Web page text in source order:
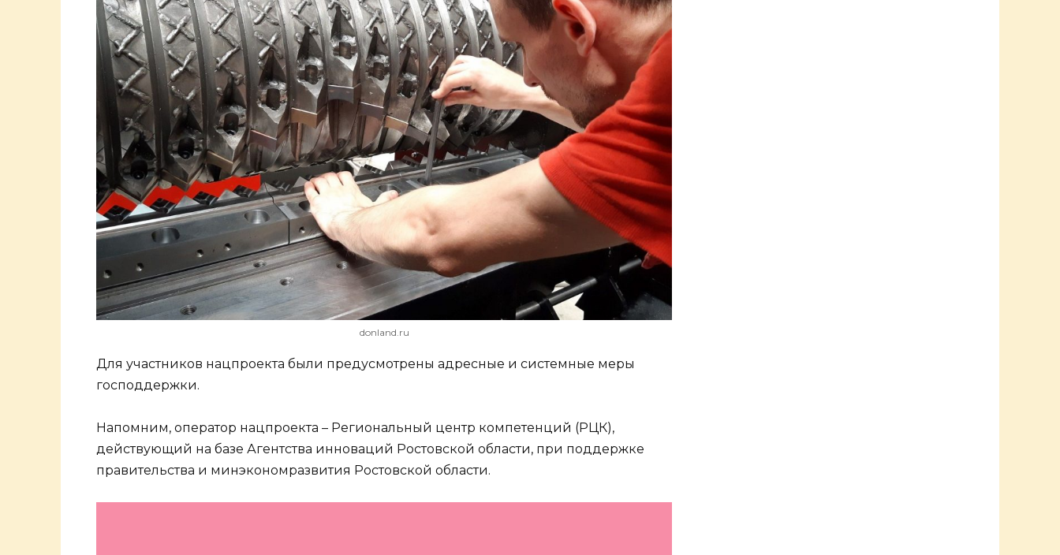
donland.ru
Для участников нацпроекта были предусмотрены адресные и системные меры
господдержки.
Напомним, оператор нацпроекта – Региональный центр компетенций (РЦК),
действующий на базе Агентства инноваций Ростовской области, при поддержке
правительства и минэкономразвития Ростовской области.